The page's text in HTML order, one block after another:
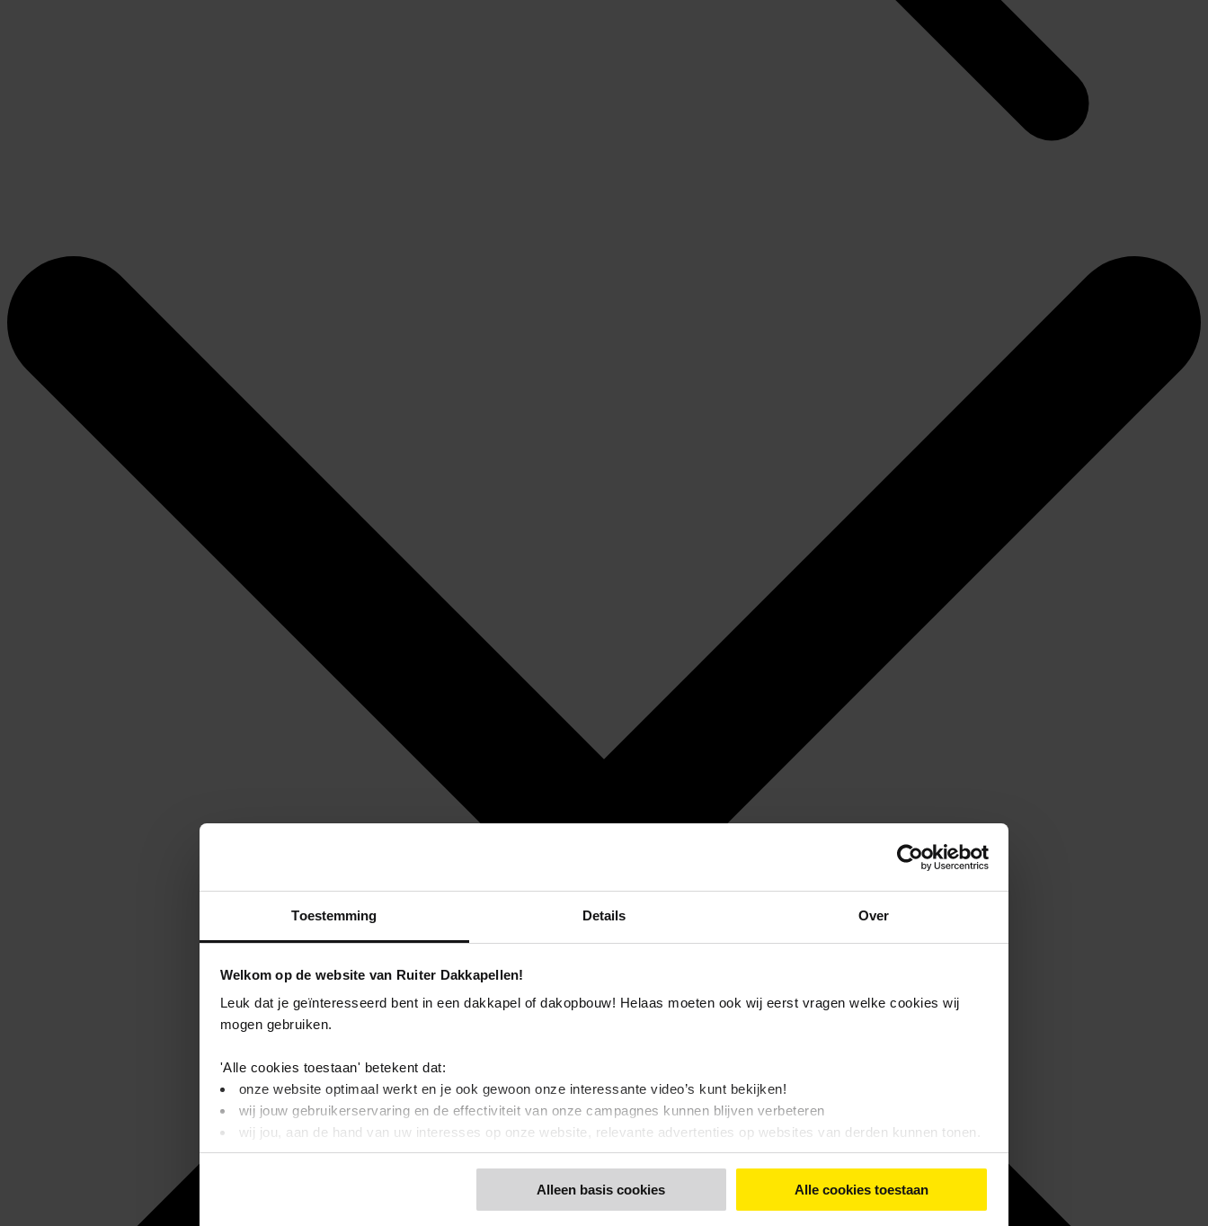
Toestemming Details Over
Welkom op de website van Ruiter Dakkapellen!
Leuk dat je geïnteresseerd bent in een dakkapel of dakopbouw! Helaas moeten ook wij eerst vragen welke cookies wij
mogen gebruiken.
'Alle cookies toestaan' betekent dat:
onze website optimaal werkt en je ook gewoon onze interessante video’s kunt bekijken!
wij jouw gebruikerservaring en de effectiviteit van onze campagnes kunnen blijven verbeteren
wij jou, aan de hand van uw interesses op onze website, relevante advertenties op websites van derden kunnen tonen.
je onze video’s niet kunt bekijken, zonde toch…?Alleen basis cookies Alle cookies toestaan